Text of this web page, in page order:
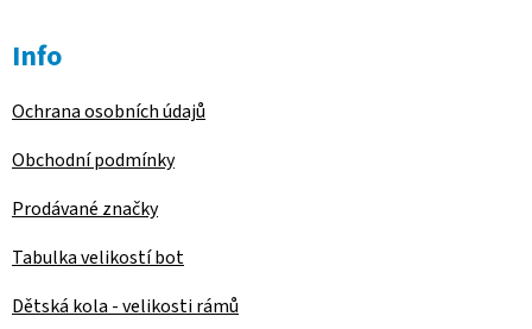
Info
Ochrana osobních údajů
Obchodní podmínky
Prodávané značky
Tabulka velikostí bot
Dětská kola - velikosti rámů